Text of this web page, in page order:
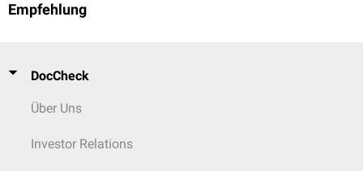
Empfehlung
DocCheck
Über Uns
Investor Relations